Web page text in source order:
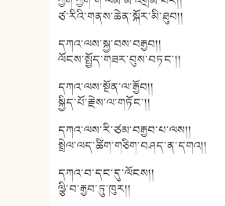
ཙ་རིའི་གནས་ཆེན་སྐོར་མི་ཐུབ།།
དཀའ་ལས་སྐྱ་བས་བརྒྱབ།།
ལོངས་སྤྱོད་གཟར་བུས་བཏང༌།།
དཀའ་ལས་སྔོན་ལ་རྒྱོབ།།
སྐྱིད་པོ་རྗེས་ལ་གཏོང༌།།
དཀའ་ལས་རི་ཙམ་བརྒྱབ་པ་ལས།།
སྤྲེལ་ལད་ཚིག་གཅིག་བཤད་ན་དགའ།།
དཀའ་བ་དང་དུ་ལོངས།།
ལྩི་བ་རྒྱབ་ཏུ་ཁུར།།